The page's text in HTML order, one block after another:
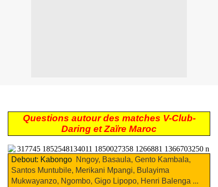
Questions autour des matches V-Club-
Daring et Zaïre Maroc
Debout: Kabongo
Nngoy, Basaula, Gento Kambala,
Santos Muntubile, Merikani Mpangi, Bulayima
Mukwayanzo, Ngombo, Gigo Lipopo, Henri Balenga ...